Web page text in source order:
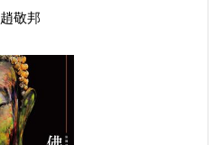
趙敬邦